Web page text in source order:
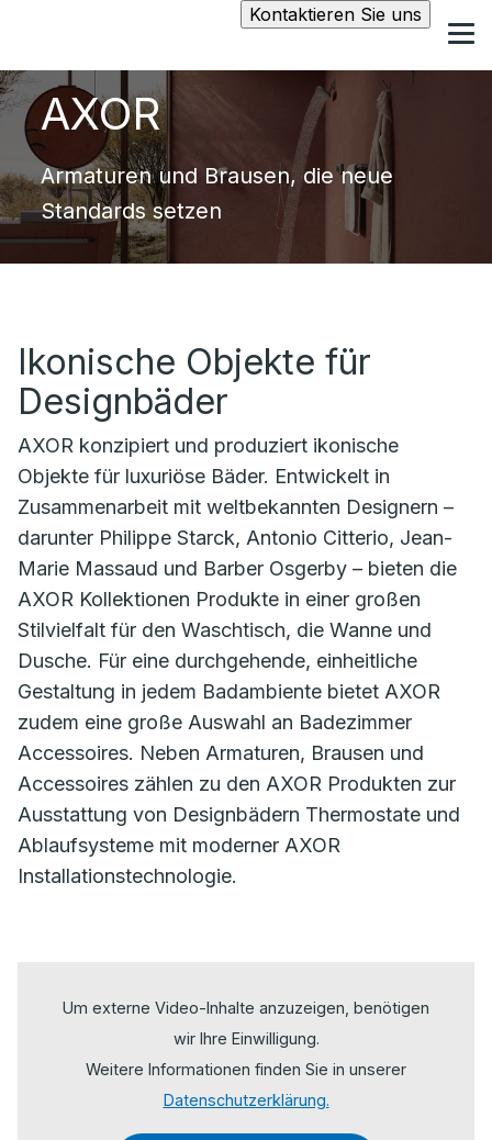
Kontaktieren Sie uns
AXOR
Armaturen und Brausen, die neue
Standards setzen
Ikonische Objekte für
Designbäder
AXOR konzipiert und produziert ikonische
Objekte für luxuriöse Bäder. Entwickelt in
Zusammenarbeit mit weltbekannten Designern –
darunter Philippe Starck, Antonio Citterio, Jean-
Marie Massaud und Barber Osgerby – bieten die
AXOR Kollektionen Produkte in einer großen
Stilvielfalt für den Waschtisch, die Wanne und
Dusche. Für eine durchgehende, einheitliche
Gestaltung in jedem Badambiente bietet AXOR
zudem eine große Auswahl an Badezimmer
Accessoires. Neben Armaturen, Brausen und
Accessoires zählen zu den AXOR Produkten zur
Ausstattung von Designbädern Thermostate und
Ablaufsysteme mit moderner AXOR
Installationstechnologie.
Um externe Video-Inhalte anzuzeigen, benötigen
wir Ihre Einwilligung.
Weitere Informationen finden Sie in unserer
Datenschutzerklärung.